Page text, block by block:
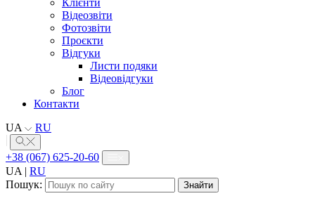
Клієнти
Відеозвіти
Фотозвіти
Проєкти
Відгуки
Листи подяки
Відеовідгуки
Блог
Контакти
UA
RU
+38 (067) 625-20-60
UA | RU
Пошук: